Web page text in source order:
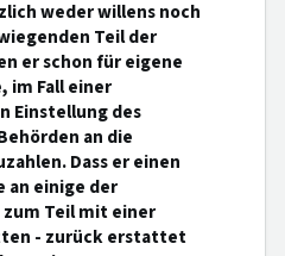
weder willens noch
Teil der
er schon für eigene
im Fall einer
Einstellung des
an die
Dass er einen
an einige der
Teil mit einer
- zurück erstattet